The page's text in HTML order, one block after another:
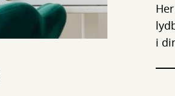
i